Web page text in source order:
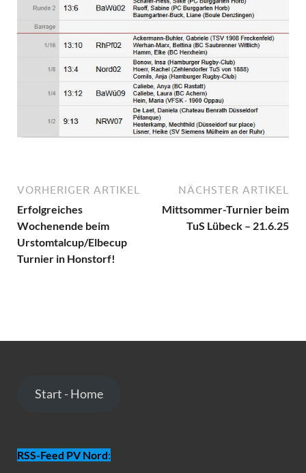
VORHERIGER ARTIKEL
Erfolgreiches
Wochenende beim
Urstomtalcup/Elbecup
Turnier in Honstorf!
NÄCHSTER ARTIKEL
Mittsommer-Turnier beim
TuS Lübeck – 21.6.25
Start - Home
RSS-Feed PV Nord: